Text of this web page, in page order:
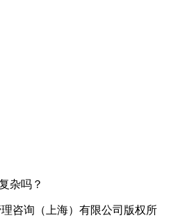
咨询（上海）有限公司版权所